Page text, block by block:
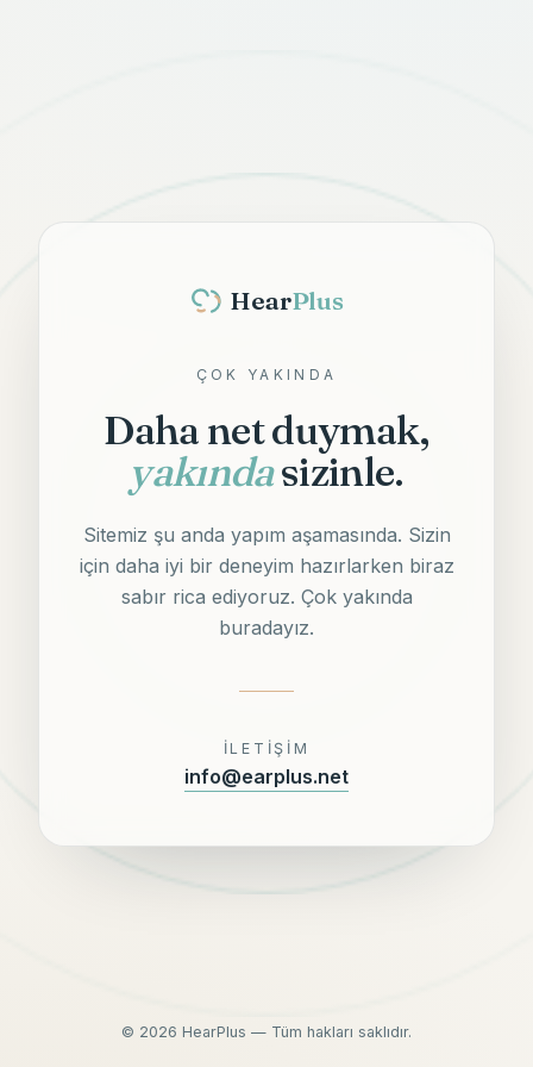
HearPlus
ÇOK YAKINDA
Daha net duymak,
yakındasizinle.
Sitemiz şu anda yapım aşamasında. Sizin
için daha iyi bir deneyim hazırlarken biraz
sabır rica ediyoruz. Çok yakında
buradayız.
İLETIŞIM
info@earplus.net
© 2026 HearPlus — Tüm hakları saklıdır.